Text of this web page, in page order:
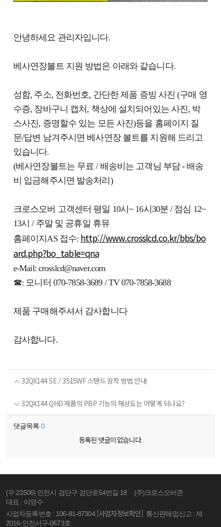
안녕하세요 관리자입니다.
베사연장볼트 지원 방법은 아래와 같습니다.
성함, 주소, 전화번호, 간단한 제품 증빙 사진 (구매 영
수증, 장바구니 캡처, 책상에 설치되어있는 사진, 박
스사진, 증명할수 있는 모든 사진)등을 홈페이지 질
문/답변 남겨주시면 베사연장 볼트를 지원해 드리고
있습니다.
(베사연장볼트는 무료 / 배송비는 고객님 부담 - 배송
비 입금해주시면 발송처리)
크로스오버 고객센터 평일 10시~ 16시30분 / 점심 12~
13시 / 주말 및 공휴일 휴뮤
홈페이지AS 접수: http://www.crosslcd.co.kr/bbs/bo
ard.php?bo_table=qna
e-Mail: crosslcd@naver.com
☎: 모니터 070-7858-3689 / TV 070-7858-3688
제품 구매해주셔서 감사합니다
감사합니다.
32QX144 SE / 3515WF 스탠드 장착 방법 안내
32QX144 QHD 제품의 PBP 기능의 해상도는 어떻게 되나요?
댓글목록 0
등록된 댓글이 없습니다.
(우:23506) 인천시 검단구 검단로54번길 18
(주)크로스오버존
대표 : 이영수
사업자등록번호 : 106-81-87304[사업자정보확인] 통신판매업신고 : 제
2016-인천서구-0673호